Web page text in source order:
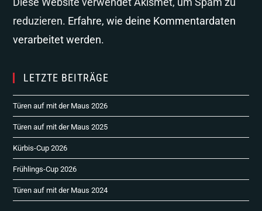
reduzieren. Erfahre, wie deine Kommentardaten
verarbeitet werden.
LETZTE BEITRÄGE
Türen auf mit der Maus 2026
Türen auf mit der Maus 2025
Kürbis-Cup 2026
Frühlings-Cup 2026
Türen auf mit der Maus 2024